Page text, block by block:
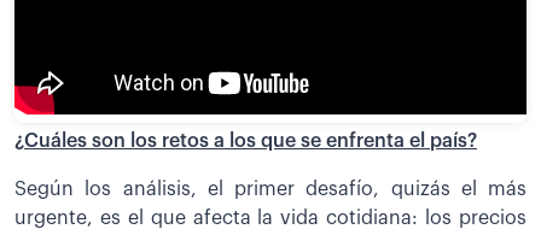
¿Cuáles son los retos a los que se enfrenta el país?
Según los análisis, el primer desafío, quizás el más
urgente, es el que afecta la vida cotidiana: los precios